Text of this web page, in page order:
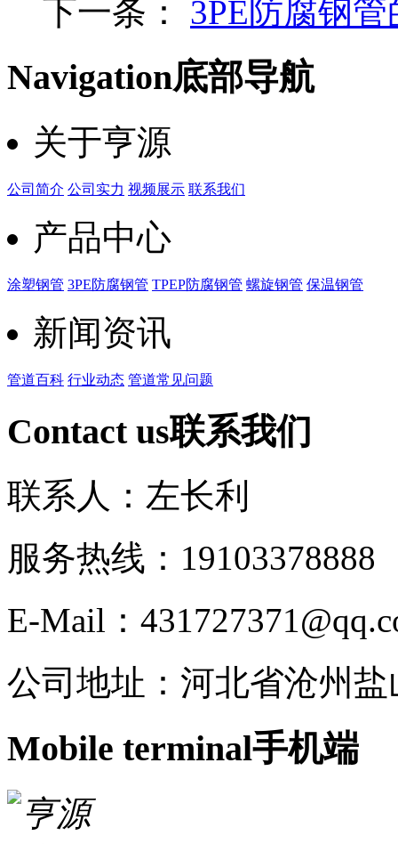
下一条： 3PE防腐钢
Navigation底部导航
关于亨源
公司简介 公司实力 视频展示 联系我们
产品中心
涂塑钢管 3PE防腐钢管 TPEP防腐钢管 螺旋钢管 保温钢管
新闻资讯
管道百科 行业动态 管道常见问题
Contact us联系我们
联系人：左长利
服务热线：19103378888
E-Mail：
公司地址：河北省沧州
Mobile terminal手机端